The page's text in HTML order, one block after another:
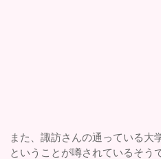
また、諏訪さんの通っている大
ということが噂されているそう